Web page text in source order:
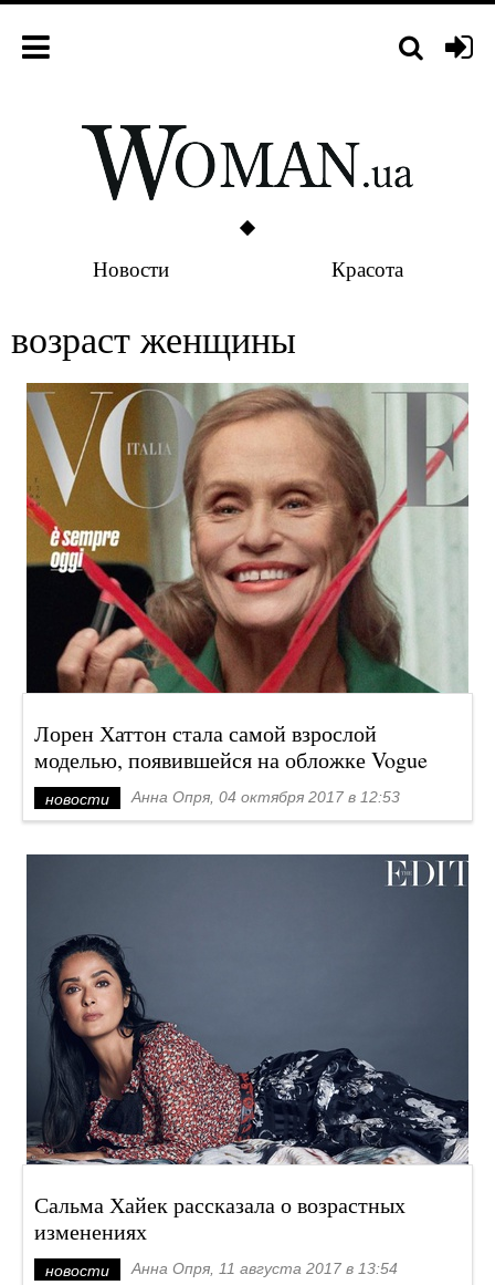
Новости Красота
возраст женщины
Лорен Хаттон стала самой взрослой
моделью, появившейся на обложке Vogue
новости Анна Опря, 04 октября 2017 в 12:53
Сальма Хайек рассказала о возрастных
изменениях
новости Анна Опря, 11 августа 2017 в 13:54